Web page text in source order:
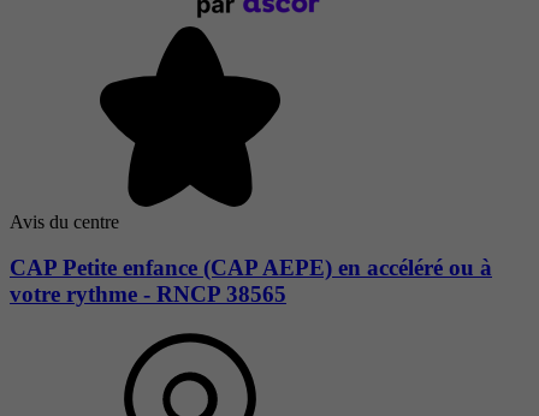
Avis du centre
CAP Petite enfance (CAP AEPE) en accéléré ou à
votre rythme - RNCP 38565